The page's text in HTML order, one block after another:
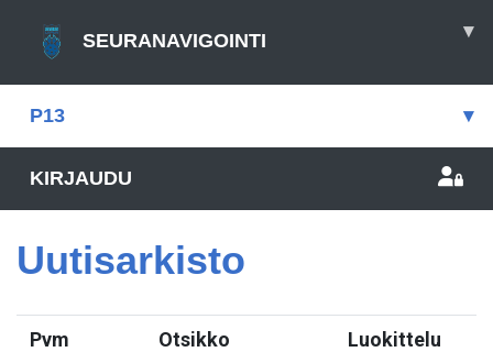
SEURANAVIGOINTI ▾
P13 ▾
KIRJAUDU
Uutisarkisto
Pvm Otsikko Luokittelu